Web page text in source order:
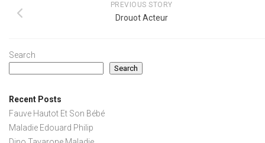
PREVIOUS STORY
Drouot Acteur
Search
Search
Recent Posts
Fauve Hautot Et Son Bébé
Maladie Edouard Philip